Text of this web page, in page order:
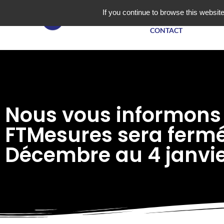
NOS PRODUITS
CONTACT
Nous vous
FTMesures sera
Décembre au 4
If you continue to browse this